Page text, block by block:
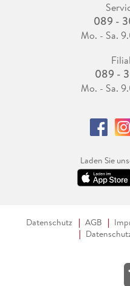
089 -
Mo. - Sa.
089 -
Mo. - Sa.
Laden Sie
Datenschutz AGB